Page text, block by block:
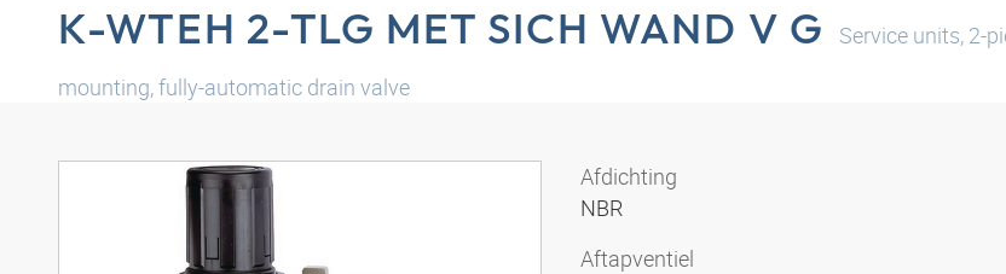
K-WTEH 2-TLG MET SICH WAND V G
Service units, 2-
mounting, fully-automatic drain valve
Afdichting
NBR
Aftapventiel